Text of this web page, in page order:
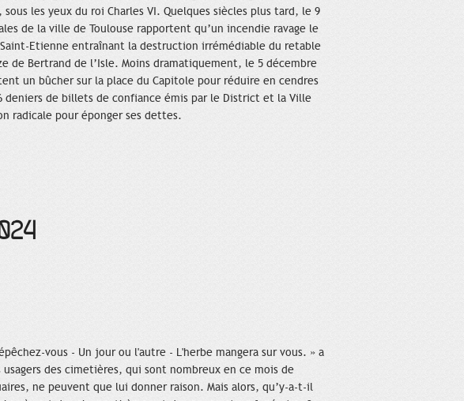
les yeux du roi Charles VI. Quelques siècles plus tard, le 9
de la ville de Toulouse rapportent qu’un incendie ravage le
Etienne entraînant la destruction irrémédiable du retable
de Bertrand de l’Isle. Moins dramatiquement, le 5 décembre
un bûcher sur la place du Capitole pour réduire en cendres
deniers de billets de confiance émis par le District et la Ville
radicale pour éponger ses dettes.
vous - Un jour ou l'autre - L'herbe mangera sur vous. » a
des cimetières, qui sont nombreux en ce mois de
ne peuvent que lui donner raison. Mais alors, qu’y-a-t-il